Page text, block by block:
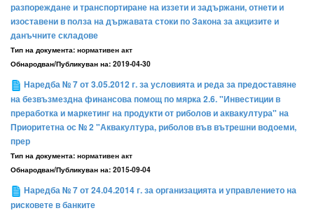
разпореждане и транспортиране на иззети и задържани, отнети и
изоставени в полза на държавата стоки по Закона за акцизите и
данъчните складове
Тип на документа: нормативен акт
Обнародван/Публикуван на: 2019-04-30
Наредба № 7 от 3.05.2012 г. за условията и реда за предоставяне
на безвъзмездна финансова помощ по мярка 2.6. "Инвестиции в
преработка и маркетинг на продукти от риболов и аквакултура" на
Приоритетна ос № 2 "Аквакултура, риболов във вътрешни водоеми,
прер
Тип на документа: нормативен акт
Обнародван/Публикуван на: 2015-09-04
Наредба № 7 от 24.04.2014 г. за организацията и управлението на
рисковете в банките